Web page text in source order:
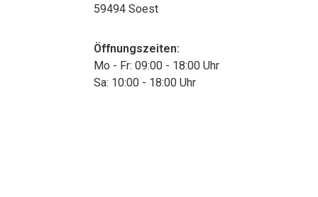
59494 Soest
Öffnungszeiten:
Mo - Fr: 09:00 - 18:00 Uhr
Sa: 10:00 - 18:00 Uhr